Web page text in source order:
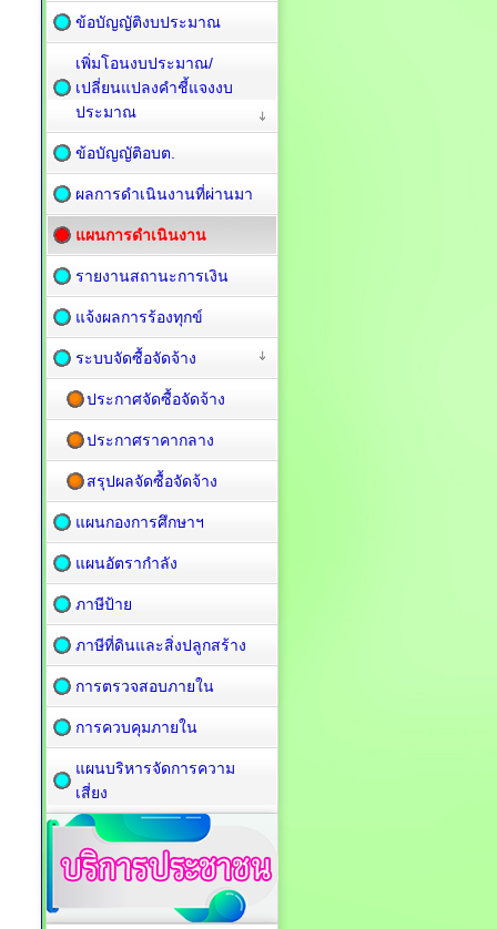
ข้อบัญญัติงบประมาณ
เพิ่มโอนงบประมาณ/
เปลี่ยนแปลงคำชี้แจงงบ
ประมาณ
ข้อบัญญัติอบต.
ผลการดำเนินงานที่ผ่านมา
แผนการดำเนินงาน
รายงานสถานะการเงิน
แจ้งผลการร้องทุกข์
ระบบจัดซื้อจัดจ้าง
ประกาศจัดซื้อจัดจ้าง
ประกาศราคากลาง
สรุปผลจัดซื้อจัดจ้าง
แผนกองการศึกษาฯ
แผนอัตรากำลัง
ภาษีป้าย
ภาษีที่ดินและสิ่งปลูกสร้าง
การตรวจสอบภายใน
การควบคุมภายใน
แผนบริหารจัดการความ
เสี่ยง